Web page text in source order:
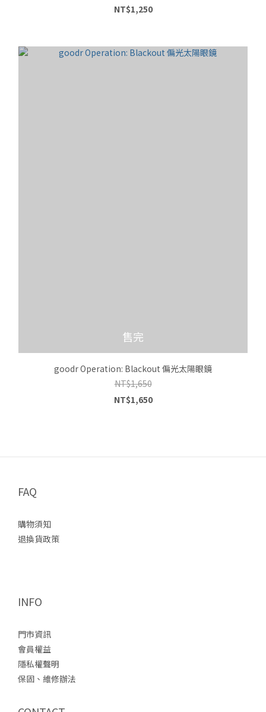
NT$1,250
售完
goodr Operation: Blackout 偏光太陽眼鏡
NT$1,650
NT$1,650
FAQ
購物須知
退換貨政策
INFO
門市資訊
會員權益
隱私權聲明
保固、維修辦法